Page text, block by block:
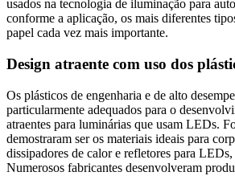
usados na tecnologia de iluminação para
conforme a aplicação, os mais diferentes
papel cada vez mais importante.
Design atraente com uso dos
Os plásticos de engenharia e de alto
particularmente adequados para o
atraentes para luminárias que usam LEDs.
demostraram ser os materiais ideais para
dissipadores de calor e refletores para
Numerosos fabricantes desenvolveram